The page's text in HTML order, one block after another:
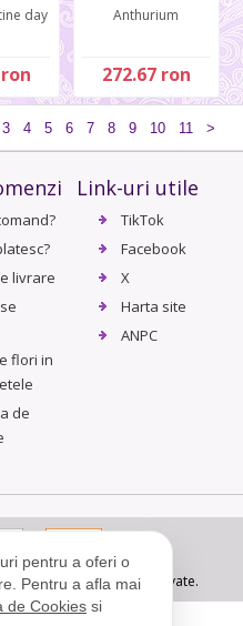
day Anthurium
272.67 ron
3 4 5 6 7 8 9 10 11 >
livrare
flori in
de
Link-uri utile
TikTok
Facebook
X
Harta site
ANPC
- Toate drepturile rezervate.
pentru a oferi o
Pentru a afla mai
de Cookies si